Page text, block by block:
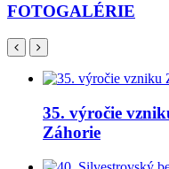
FOTOGALÉRIE
35. výročie
Záhorie